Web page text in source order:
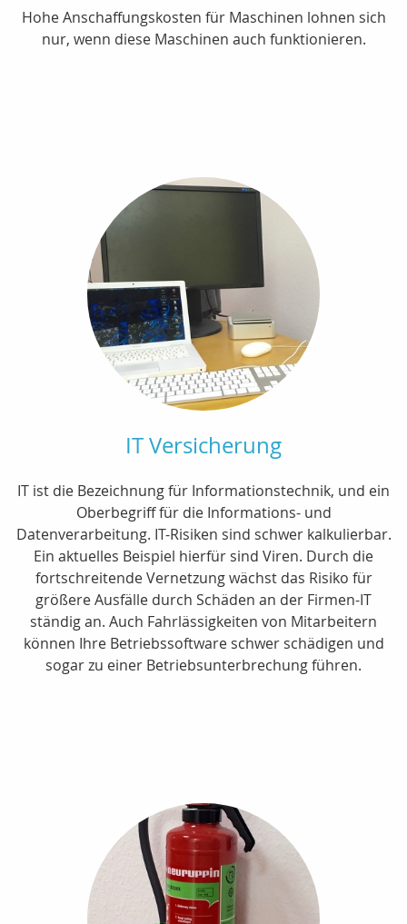
Hohe Anschaffungskosten für Maschinen lohnen sich
nur, wenn diese Maschinen auch funktionieren.
IT Versicherung
IT ist die Bezeichnung für Informationstechnik, und ein
Oberbegriff für die Informations- und
Datenverarbeitung. IT-Risiken sind schwer kalkulierbar.
Ein aktuelles Beispiel hierfür sind Viren. Durch die
fortschreitende Vernetzung wächst das Risiko für
größere Ausfälle durch Schäden an der Firmen-IT
ständig an. Auch Fahrlässigkeiten von Mitarbeitern
können Ihre Betriebssoftware schwer schädigen und
sogar zu einer Betriebsunterbrechung führen.